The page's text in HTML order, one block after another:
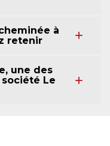
à
retenir
une des
Le